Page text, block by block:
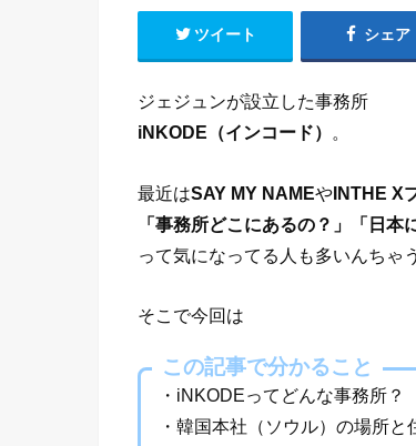
ツイート シェア
ジェジュンが設立した事務所
iNKODE（インコード）
。
最近はSAY MY NAMEやINTHE X
「事務所どこにあるの？」「日本
って気になってる人も多いんちゃ
そこで今回は
この記事で分かること
・iNKODEってどんな事務所？
・韓国本社（ソウル）の場所と